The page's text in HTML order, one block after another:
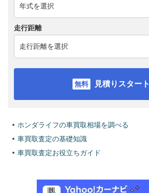
走行距離
見積りスタート
ホンダライフの車買取相場を調べる
車買取査定の基礎知識
車買取査定お役立ちガイド